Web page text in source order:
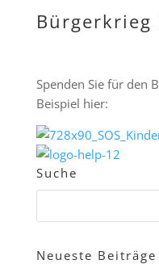
Bürgerkrieg
Spenden Sie für den
Beispiel hier:
Suche
Neueste Beiträge